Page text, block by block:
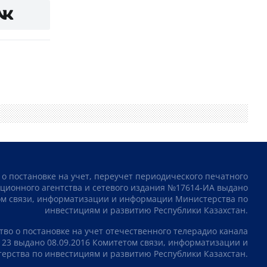
постановке на учет, переучет периодического печатного
агентства и сетевого издания №17614-ИА выдано
связи, информатизации и информации Министерства по
инвестициям и развитию Республики Казахстан.
о постановке на учет отечественного телерадио канала
выдано 08.09.2016 Комитетом связи, информатизации и
по инвестициям и развитию Республики Казахстан.